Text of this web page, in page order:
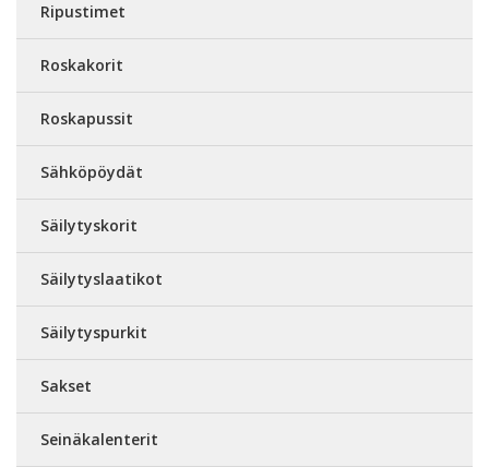
Ripustimet
Roskakorit
Roskapussit
Sähköpöydät
Säilytyskorit
Säilytyslaatikot
Säilytyspurkit
Sakset
Seinäkalenterit